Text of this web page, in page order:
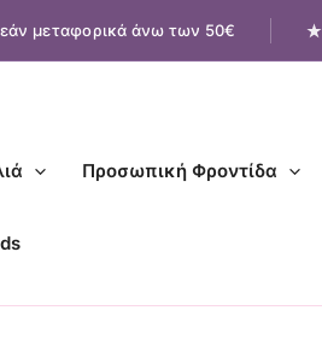
μεταφορικά άνω των 50€
Προσωπική Φροντίδα